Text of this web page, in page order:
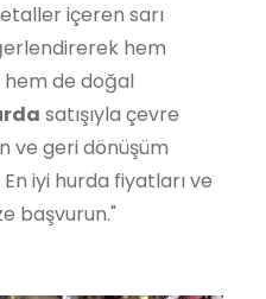
içeren sarı
hem
de doğal
satışıyla çevre
ve geri dönüşüm
iyi hurda fiyatları ve
başvurun."